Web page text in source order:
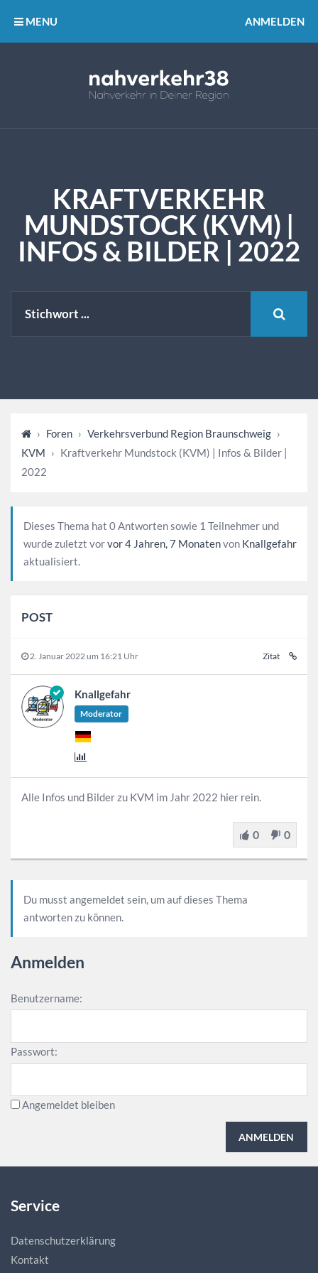
MENU ANMELDEN
KRAFTVERKEHR
MUNDSTOCK (KVM) |
INFOS & BILDER | 2022
› Foren › Verkehrsverbund Region Braunschweig ›
KVM › Kraftverkehr Mundstock (KVM) | Infos & Bilder |
2022
Dieses Thema hat 0 Antworten sowie 1 Teilnehmer und
wurde zuletzt vorvor 4 Jahren, 7 Monatenvon Knallgefahr
aktualisiert.
POST
2. Januar 2022 um 16:21 Uhr Zitat
Knallgefahr
Moderator
Alle Infos und Bilder zu KVM im Jahr 2022 hier rein.
0 0
Du musst angemeldet sein, um auf dieses Thema
antworten zu können.
Anmelden
Benutzername:
Passwort:
Angemeldet bleiben
ANMELDEN
Service
Datenschutzerklärung
Kontakt